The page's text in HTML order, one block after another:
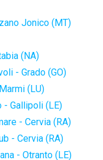
Jonico (MT)
(NA)
- Grado (GO)
(LU)
- Gallipoli (LE)
- Cervia (RA)
- Cervia (RA)
- Otranto (LE)